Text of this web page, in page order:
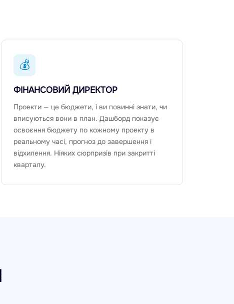
💰
ФІНАНСОВИЙ ДИРЕКТОР
Проекти — це бюджети, і ви повинні знати, чи
вписуються вони в план. Дашборд показує
освоєння бюджету по кожному проекту в
реальному часі, прогноз до завершення і
відхилення. Ніяких сюрпризів при закритті
кварталу.